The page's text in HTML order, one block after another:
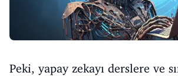
Peki, yapay zekayı derslere ve